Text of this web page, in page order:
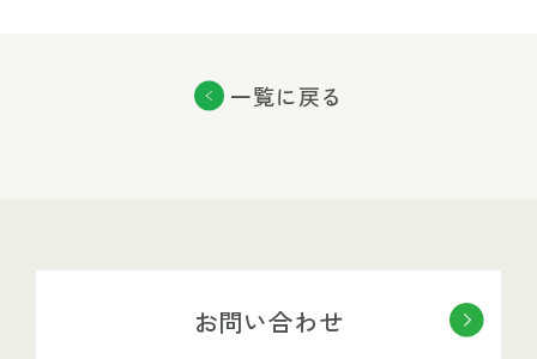
一覧に戻る
お問い合わせ